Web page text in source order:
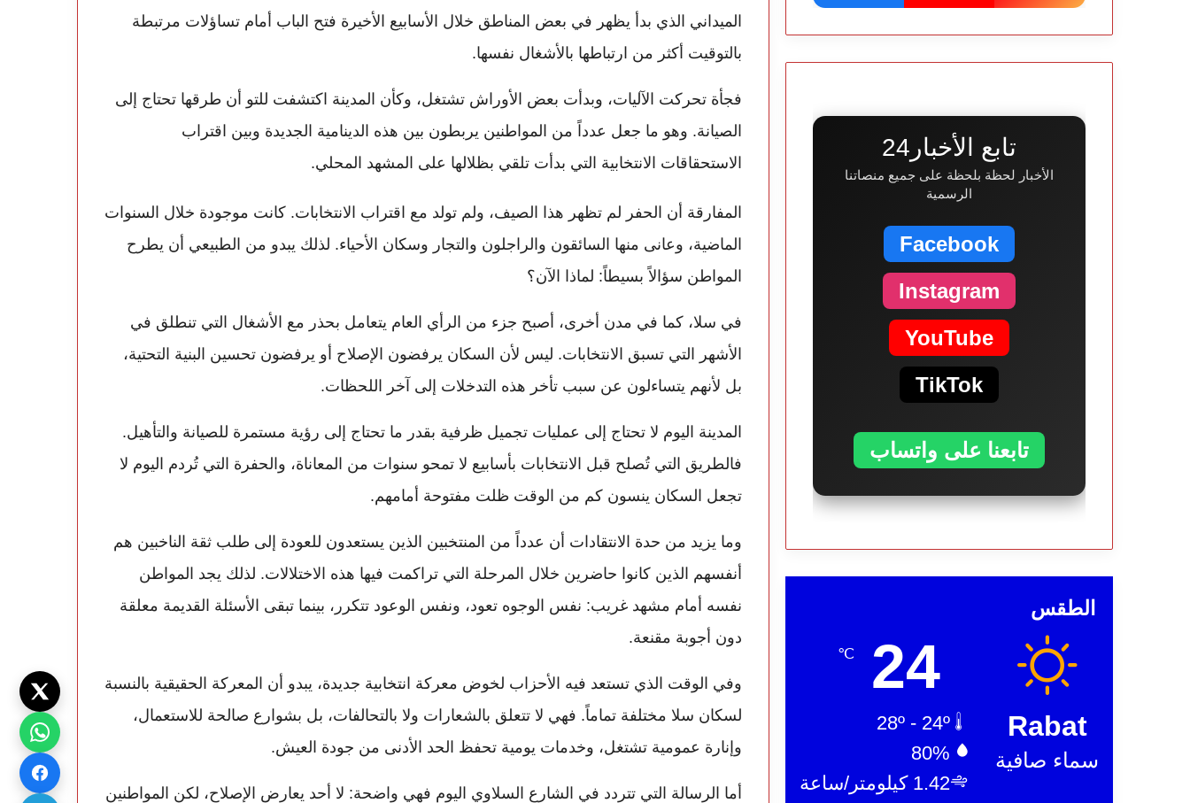
الميداني الذي بدأ يظهر في بعض المناطق خلال الأسابيع الأخيرة فتح الباب أمام تساؤلات مرتبطة
بالتوقيت أكثر من ارتباطها بالأشغال نفسها.
فجأة تحركت الآليات، وبدأت بعض الأوراش تشتغل، وكأن المدينة اكتشفت للتو أن طرقها تحتاج إلى
الصيانة. وهو ما جعل عدداً من المواطنين يربطون بين هذه الدينامية الجديدة وبين اقتراب
الاستحقاقات الانتخابية التي بدأت تلقي بظلالها على المشهد المحلي.
المفارقة أن الحفر لم تظهر هذا الصيف، ولم تولد مع اقتراب الانتخابات. كانت موجودة خلال السنوات
الماضية، وعانى منها السائقون والراجلون والتجار وسكان الأحياء. لذلك يبدو من الطبيعي أن يطرح
المواطن سؤالاً بسيطاً: لماذا الآن؟
في سلا، كما في مدن أخرى، أصبح جزء من الرأي العام يتعامل بحذر مع الأشغال التي تنطلق في
الأشهر التي تسبق الانتخابات. ليس لأن السكان يرفضون الإصلاح أو يرفضون تحسين البنية التحتية،
بل لأنهم يتساءلون عن سبب تأخر هذه التدخلات إلى آخر اللحظات.
المدينة اليوم لا تحتاج إلى عمليات تجميل ظرفية بقدر ما تحتاج إلى رؤية مستمرة للصيانة والتأهيل.
فالطريق التي تُصلح قبل الانتخابات بأسابيع لا تمحو سنوات من المعاناة، والحفرة التي تُردم اليوم لا
تجعل السكان ينسون كم من الوقت ظلت مفتوحة أمامهم.
وما يزيد من حدة الانتقادات أن عدداً من المنتخبين الذين يستعدون للعودة إلى طلب ثقة الناخبين هم
أنفسهم الذين كانوا حاضرين خلال المرحلة التي تراكمت فيها هذه الاختلالات. لذلك يجد المواطن
نفسه أمام مشهد غريب: نفس الوجوه تعود، ونفس الوعود تتكرر، بينما تبقى الأسئلة القديمة معلقة
دون أجوبة مقنعة.
وفي الوقت الذي تستعد فيه الأحزاب لخوض معركة انتخابية جديدة، يبدو أن المعركة الحقيقية بالنسبة
لسكان سلا مختلفة تماماً. فهي لا تتعلق بالشعارات ولا بالتحالفات، بل بشوارع صالحة للاستعمال،
وإنارة عمومية تشتغل، وخدمات يومية تحفظ الحد الأدنى من جودة العيش.
أما الرسالة التي تتردد في الشارع السلاوي اليوم فهي واضحة: لا أحد يعارض الإصلاح، لكن المواطنين
تابع الأخبار24
الأخبار لحظة بلحظة على جميع منصاتنا
الرسمية
Facebook
Instagram
YouTube
TikTok
تابعنا على واتساب
الطقس
Rabat
سماء صافية
24
℃
80%
1.42 كيلومتر/ساعة